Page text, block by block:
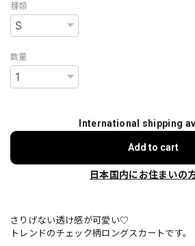
種類
数量
International shipping
Add to cart
日本国内にお住まいの
さりげない透け感が可愛い♡
トレンドのチェック柄ロングスカートです。